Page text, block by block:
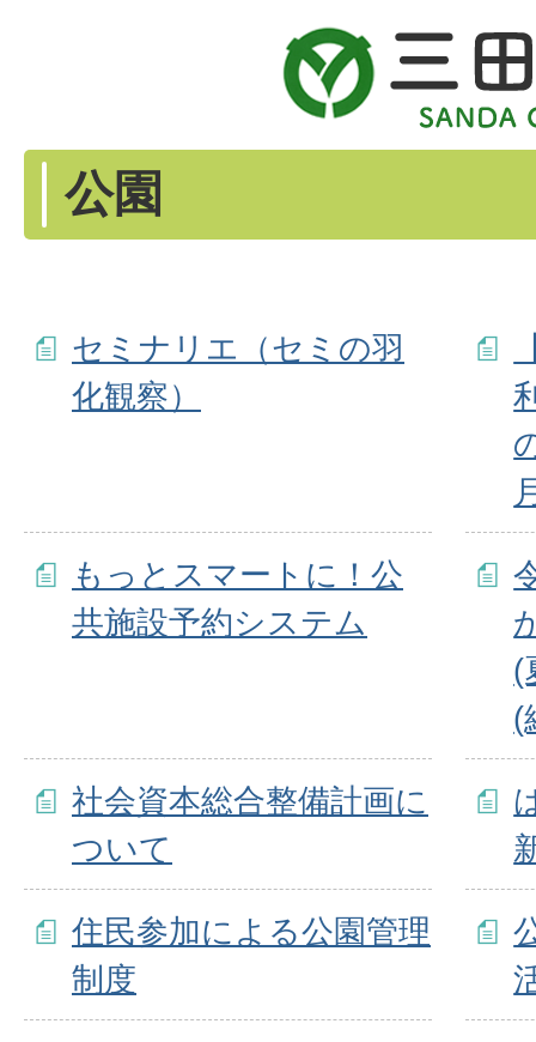
公園
セミナリエ（セミの羽
化観察）
もっとスマートに！公
共施設予約システム
(
(
社会資本総合整備計画に
ついて
住民参加による公園管理
制度